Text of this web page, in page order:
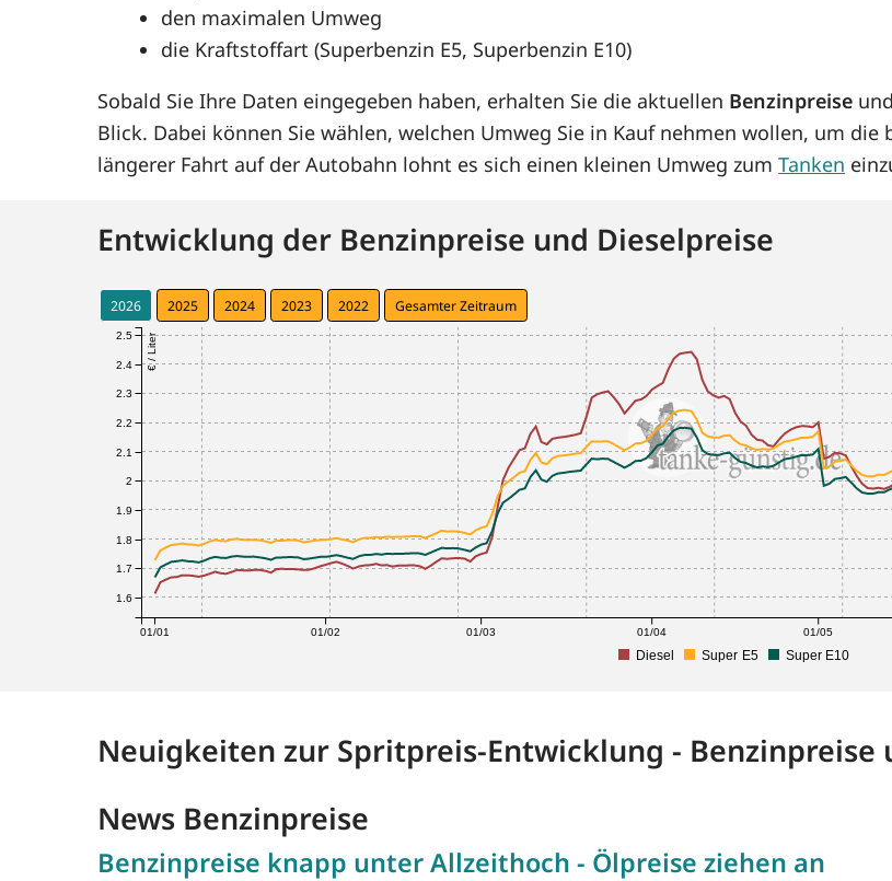
den maximalen Umweg
die Kraftstoffart (Superbenzin E5, Superbenzin E10)
Sobald Sie Ihre Daten eingegeben haben, erhalten Sie die aktuellen Benzinpreise und
Blick. Dabei können Sie wählen, welchen Umweg Sie in Kauf nehmen wollen, um die
längerer Fahrt auf der Autobahn lohnt es sich einen kleinen Umweg zumTanken
Entwicklung der Benzinpreise und Dieselpreise
2026 2025 2024 2023 2022 Gesamter Zeitraum
01/01 01/02 01/03 01/04 01/05
€ / Liter
1.6
1.7
1.8
1.9
2
2.1
2.2
2.3
2.4
2.5
Diesel Super E5 Super E10
Neuigkeiten zur Spritpreis-Entwicklung - Benzinpreise
News Benzinpreise
Benzinpreise knapp unter Allzeithoch - Ölpreise ziehen an